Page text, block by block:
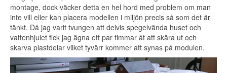
montage, dock väcker detta en hel hord med problem om man
inte vill eller kan placera modellen i miljön precis så som det är
tänkt. Då jag varit tvungen att delvis spegelvända huset och
vattenhjulet fick jag ägna ett par timmar åt att skära ut och
skarva plastdelar vilket tyvärr kommer att synas på modulen.